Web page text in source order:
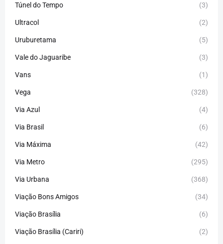
Túnel do Tempo (3)
Ultracol (2)
Uruburetama (5)
Vale do Jaguaribe (3)
Vans (1)
Vega (328)
Via Azul (4)
Via Brasil (6)
Via Máxima (42)
Via Metro (295)
Via Urbana (368)
Viação Bons Amigos (34)
Viação Brasília (6)
Viação Brasília (Cariri) (2)